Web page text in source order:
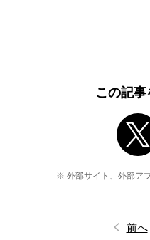
この記
※ 外部サイト、外部ア
前へ